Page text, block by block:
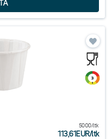
5000/ltk
113,61EUR/ltk